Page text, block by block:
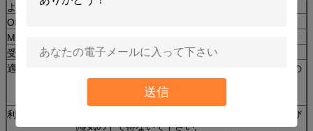
送信
より多くの情報
OEM
MOQ
受渡し時間
15-20日
適用
ホテル、別荘、アパート、オフィス、建物のための
表玄関そしてバルコニーのドア、
住宅の家、等。
利点
決して衰退するか、または変形しました高温および
湿気の下で得ないで下さい;